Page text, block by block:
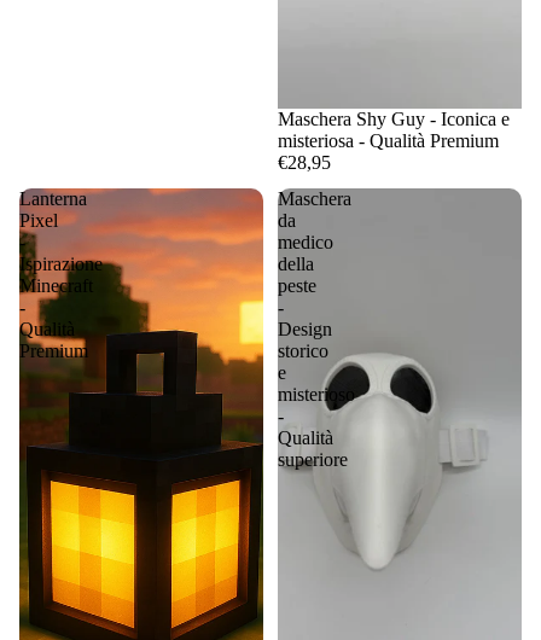
Maschera Shy Guy - Iconica e
misteriosa - Qualità Premium
€28,95
Lanterna
Pixel
-
Ispirazione
Minecraft
-
Qualità
Premium
Maschera
da
medico
della
peste
-
Design
storico
e
misterioso
-
Qualità
superiore